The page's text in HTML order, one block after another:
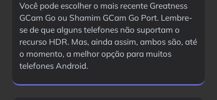
Você pode escolher o mais recente Greatness
GCam Go ou Shamim GCam Go Port. Lembre-
se de que alguns telefones não suportam o
recurso HDR. Mas, ainda assim, ambos são, até
o momento, a melhor opção para muitos
telefones Android.